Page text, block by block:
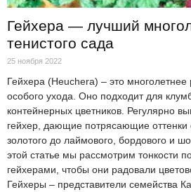
Гейхера — лучший
тенистого сада
25 ноября 2022
Гейхера (Heuchera) – это
особого ухода. Оно подходит для
контейнерных цветников. Регулярно
гейхер, дающие потрясающие оттенки
золотого до лаймового, бордового и
этой статье мы рассмотрим тонкости
гейхерами, чтобы они радовали
Гейхеры – представители семейства